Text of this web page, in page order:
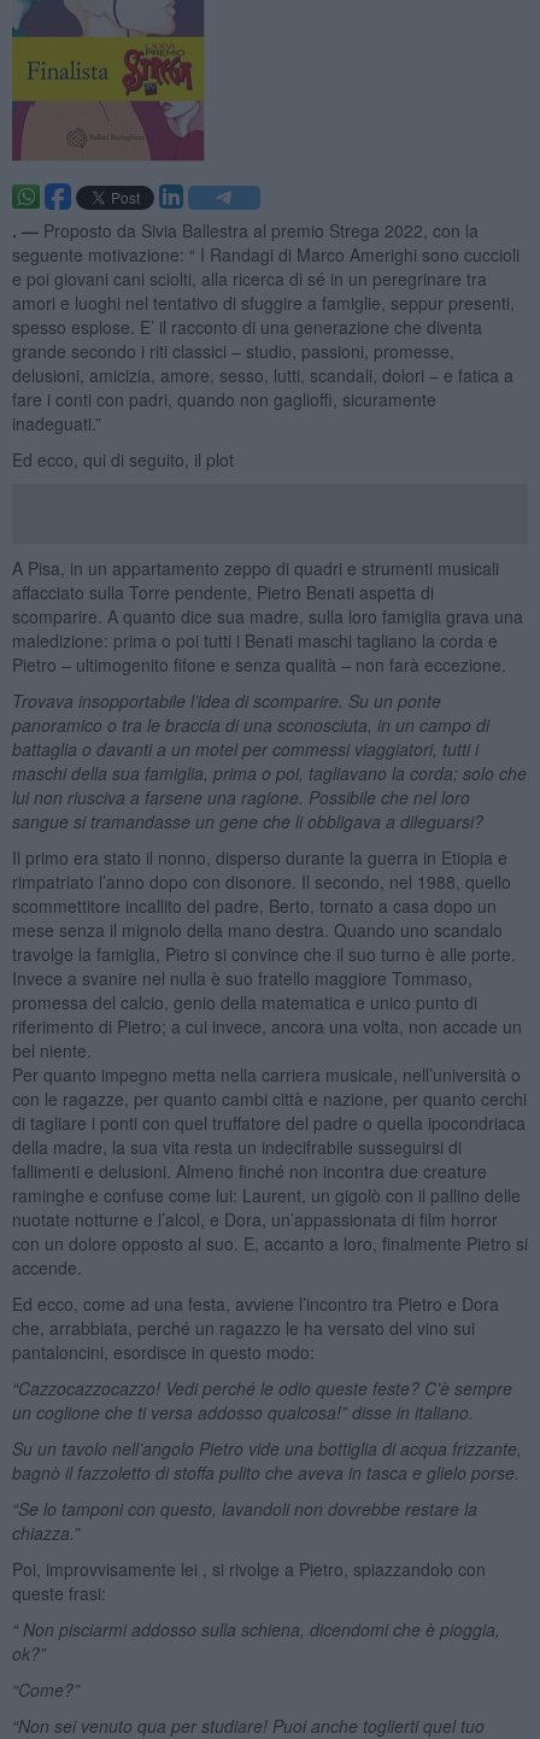
. — Proposto da Sivia Ballestra al premio Strega 2022, con la
seguente motivazione: “ I Randagi di Marco Amerighi sono cuccioli
e poi giovani cani sciolti, alla ricerca di sé in un peregrinare tra
amori e luoghi nel tentativo di sfuggire a famiglie, seppur presenti,
spesso esplose. E’ il racconto di una generazione che diventa
grande secondo i riti classici – studio, passioni, promesse,
delusioni, amicizia, amore, sesso, lutti, scandali, dolori – e fatica a
fare i conti con padri, quando non gaglioffi, sicuramente
inadeguati.”
Ed ecco, qui di seguito, il plot
A Pisa, in un appartamento zeppo di quadri e strumenti musicali
affacciato sulla Torre pendente, Pietro Benati aspetta di
scomparire. A quanto dice sua madre, sulla loro famiglia grava una
maledizione: prima o poi tutti i Benati maschi tagliano la corda e
Pietro – ultimogenito fifone e senza qualità – non farà eccezione.
Trovava insopportabile l’idea di scomparire. Su un ponte
panoramico o tra le braccia di una sconosciuta, in un campo di
battaglia o davanti a un motel per commessi viaggiatori, tutti i
maschi della sua famiglia, prima o poi, tagliavano la corda; solo che
lui non riusciva a farsene una ragione. Possibile che nel loro
sangue si tramandasse un gene che li obbligava a dileguarsi?
Il primo era stato il nonno, disperso durante la guerra in Etiopia e
rimpatriato l’anno dopo con disonore. Il secondo, nel 1988, quello
scommettitore incallito del padre, Berto, tornato a casa dopo un
mese senza il mignolo della mano destra. Quando uno scandalo
travolge la famiglia, Pietro si convince che il suo turno è alle porte.
Invece a svanire nel nulla è suo fratello maggiore Tommaso,
promessa del calcio, genio della matematica e unico punto di
riferimento di Pietro; a cui invece, ancora una volta, non accade un
bel niente.
Per quanto impegno metta nella carriera musicale, nell’università o
con le ragazze, per quanto cambi città e nazione, per quanto cerchi
di tagliare i ponti con quel truffatore del padre o quella ipocondriaca
della madre, la sua vita resta un indecifrabile susseguirsi di
fallimenti e delusioni. Almeno finché non incontra due creature
raminghe e confuse come lui: Laurent, un gigolò con il pallino delle
nuotate notturne e l’alcol, e Dora, un’appassionata di film horror
con un dolore opposto al suo. E, accanto a loro, finalmente Pietro si
accende.
Ed ecco, come ad una festa, avviene l’incontro tra Pietro e Dora
che, arrabbiata, perché un ragazzo le ha versato del vino sui
pantaloncini, esordisce in questo modo:
“Cazzocazzocazzo! Vedi perché le odio queste feste? C’è sempre
un coglione che ti versa addosso qualcosa!” disse in italiano.
Su un tavolo nell’angolo Pietro vide una bottiglia di acqua frizzante,
bagnò il fazzoletto di stoffa pulito che aveva in tasca e glielo porse.
“Se lo tamponi con questo, lavandoli non dovrebbe restare la
chiazza.”
Poi, improvvisamente lei , si rivolge a Pietro, spiazzandolo con
queste frasi:
“ Non pisciarmi addosso sulla schiena, dicendomi che è pioggia,
ok?”
“Come?”
“Non sei venuto qua per studiare! Puoi anche toglierti quel tuo